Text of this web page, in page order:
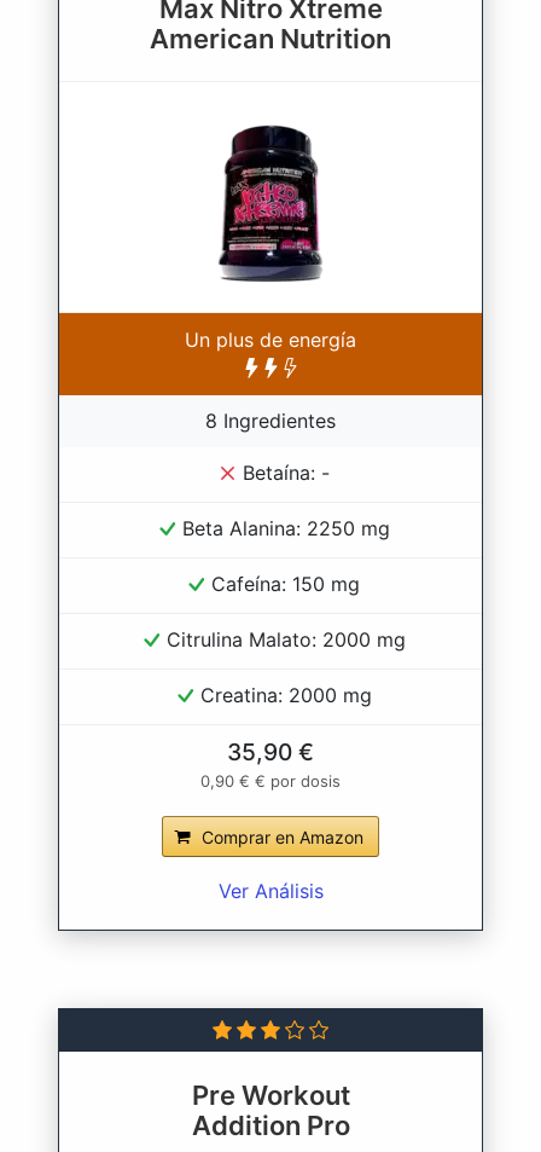
Max Nitro Xtreme
American Nutrition
Un plus de energía
8 Ingredientes
Betaína: -
Beta Alanina: 2250 mg
Cafeína: 150 mg
Citrulina Malato: 2000 mg
Creatina: 2000 mg
35,90 €
0,90 € € por dosis
Comprar en Amazon
Ver Análisis
Pre Workout
Addition Pro